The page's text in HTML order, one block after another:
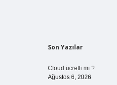
Sidebar
Son Yazılar
Cloud ücretli mi ?
Ağustos 6, 2026